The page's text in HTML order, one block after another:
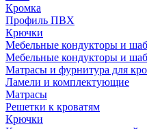
Кромка
Профиль ПВХ
Крючки
Мебельные кондукторы и
Мебельные кондукторы и
Матрасы и фурнитура для
Ламели и комплектующие
Матрасы
Решетки к кроватям
Крючки